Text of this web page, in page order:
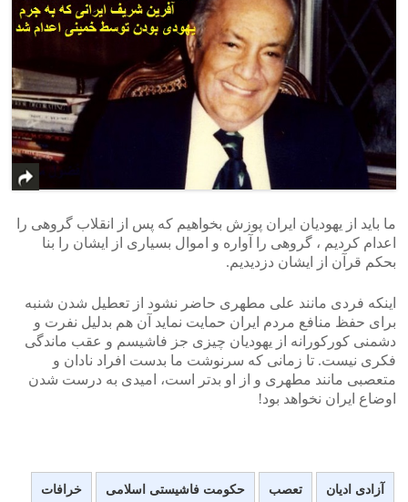
ما باید از یهودیان ایران پوزش بخواهیم که پس از انقلاب گروهی را
اعدام کردیم ، گروهی را آواره و اموال بسیاری از ایشان را بنا
بحکم قرآن از ایشان دزدیدیم.
اینکه فردی مانند علی مطهری حاضر نشود از تعطیل شدن شنبه
برای حفظ منافع مردم ایران حمایت نماید آن هم بدلیل نفرت و
دشمنی کورکورانه از یهودیان چیزی جز فاشیسم و عقب ماندگی
فکری نیست. تا زمانی که سرنوشت ما بدست افراد نادان و
متعصبی مانند مطهری و از او بدتر است، امیدی به درست شدن
اوضاع ایران نخواهد بود!
آزادی ادیان تعصب حکومت فاشیستی اسلامی خرافات